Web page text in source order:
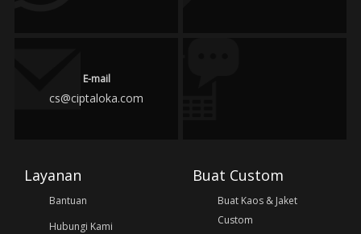
E-mail
cs@ciptaloka.com
Layanan
Bantuan
Hubungi Kami
Buat Custom
Buat Kaos & Jaket
Custom